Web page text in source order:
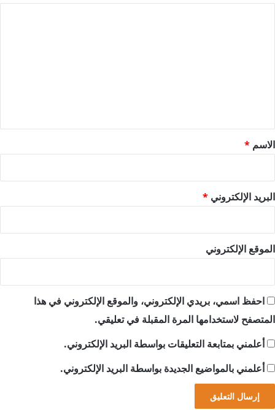
*
الاسم *
البريد الإلكتروني *
الموقع الإلكتروني
احفظ اسمي، بريدي الإلكتروني، والموقع الإلكتروني في هذا
المتصفح لاستخدامها المرة المقبلة في تعليقي.
أعلمني بمتابعة التعليقات بواسطة البريد الإلكتروني.
أعلمني بالمواضيع الجديدة بواسطة البريد الإلكتروني.